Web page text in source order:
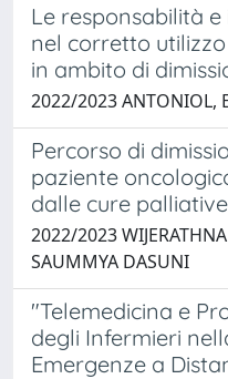
Le responsabilità
nel corretto utilizzo
in ambito di
2022/2023 ANTONIOL,
Percorso di
paziente
dalle cure palliative
2022/2023
SAUMMYA DASUNI
"Telemedicina e
degli Infermieri
Emergenze a